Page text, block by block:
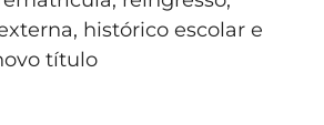
histórico escolar e
título